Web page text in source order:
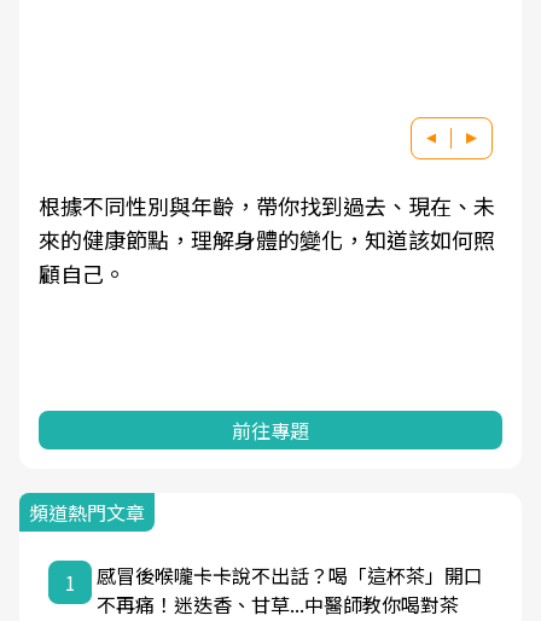
根據不同性別與年齡，帶你找到過去、現在、未
來的健康節點，理解身體的變化，知道該如何照
顧自己。
前往專題
頻道熱門文章
1
感冒後喉嚨卡卡說不出話？喝「這杯茶」開口
不再痛！迷迭香、甘草...中醫師教你喝對茶